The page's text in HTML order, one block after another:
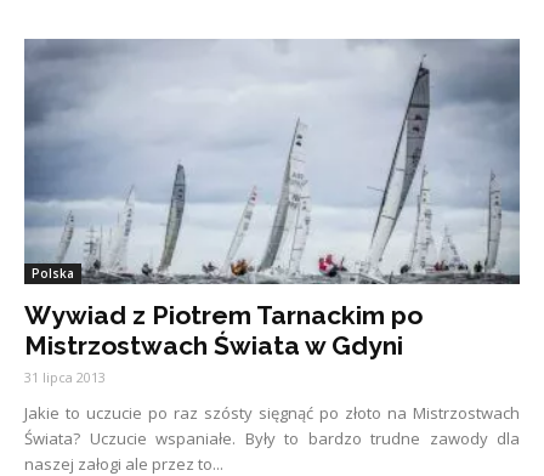
Polska
Wywiad z Piotrem Tarnackim po
Mistrzostwach Świata w Gdyni
31 lipca 2013
Jakie to uczucie po raz szósty sięgnąć po złoto na Mistrzostwach
Świata? Uczucie wspaniałe. Były to bardzo trudne zawody dla
naszej załogi ale przez to...